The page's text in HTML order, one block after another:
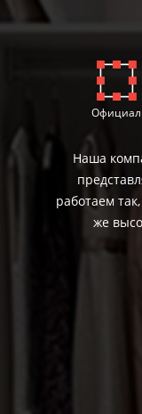
Наша
работаем
же